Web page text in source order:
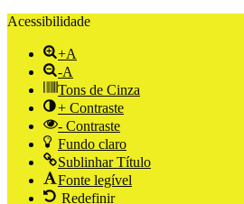
Acessibilidade
+A
-A
Tons de Cinza
+ Contraste
- Contraste
Fundo claro
Sublinhar Título
Fonte legível
Redefinir